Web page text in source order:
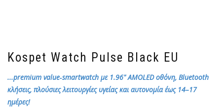
Kospet Watch Pulse Black EU
...premium value‑smartwatch με 1.96" AMOLED οθόνη, Bluetooth
κλήσεις, πλούσιες λειτουργίες υγείας και αυτονομία έως 14–17
ημέρες!